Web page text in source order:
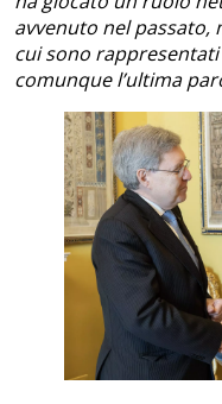
avvenuto nel passato,
cui sono
comunque l’ultima